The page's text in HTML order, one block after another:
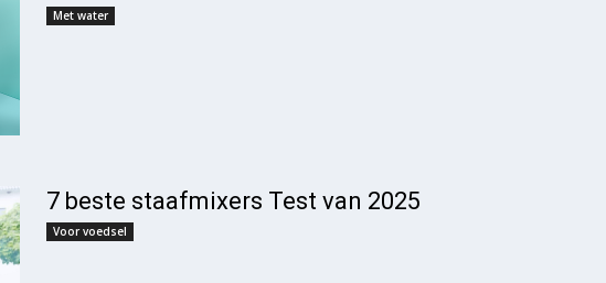
Met water
7 beste staafmixers Test van 2025
Voor voedsel